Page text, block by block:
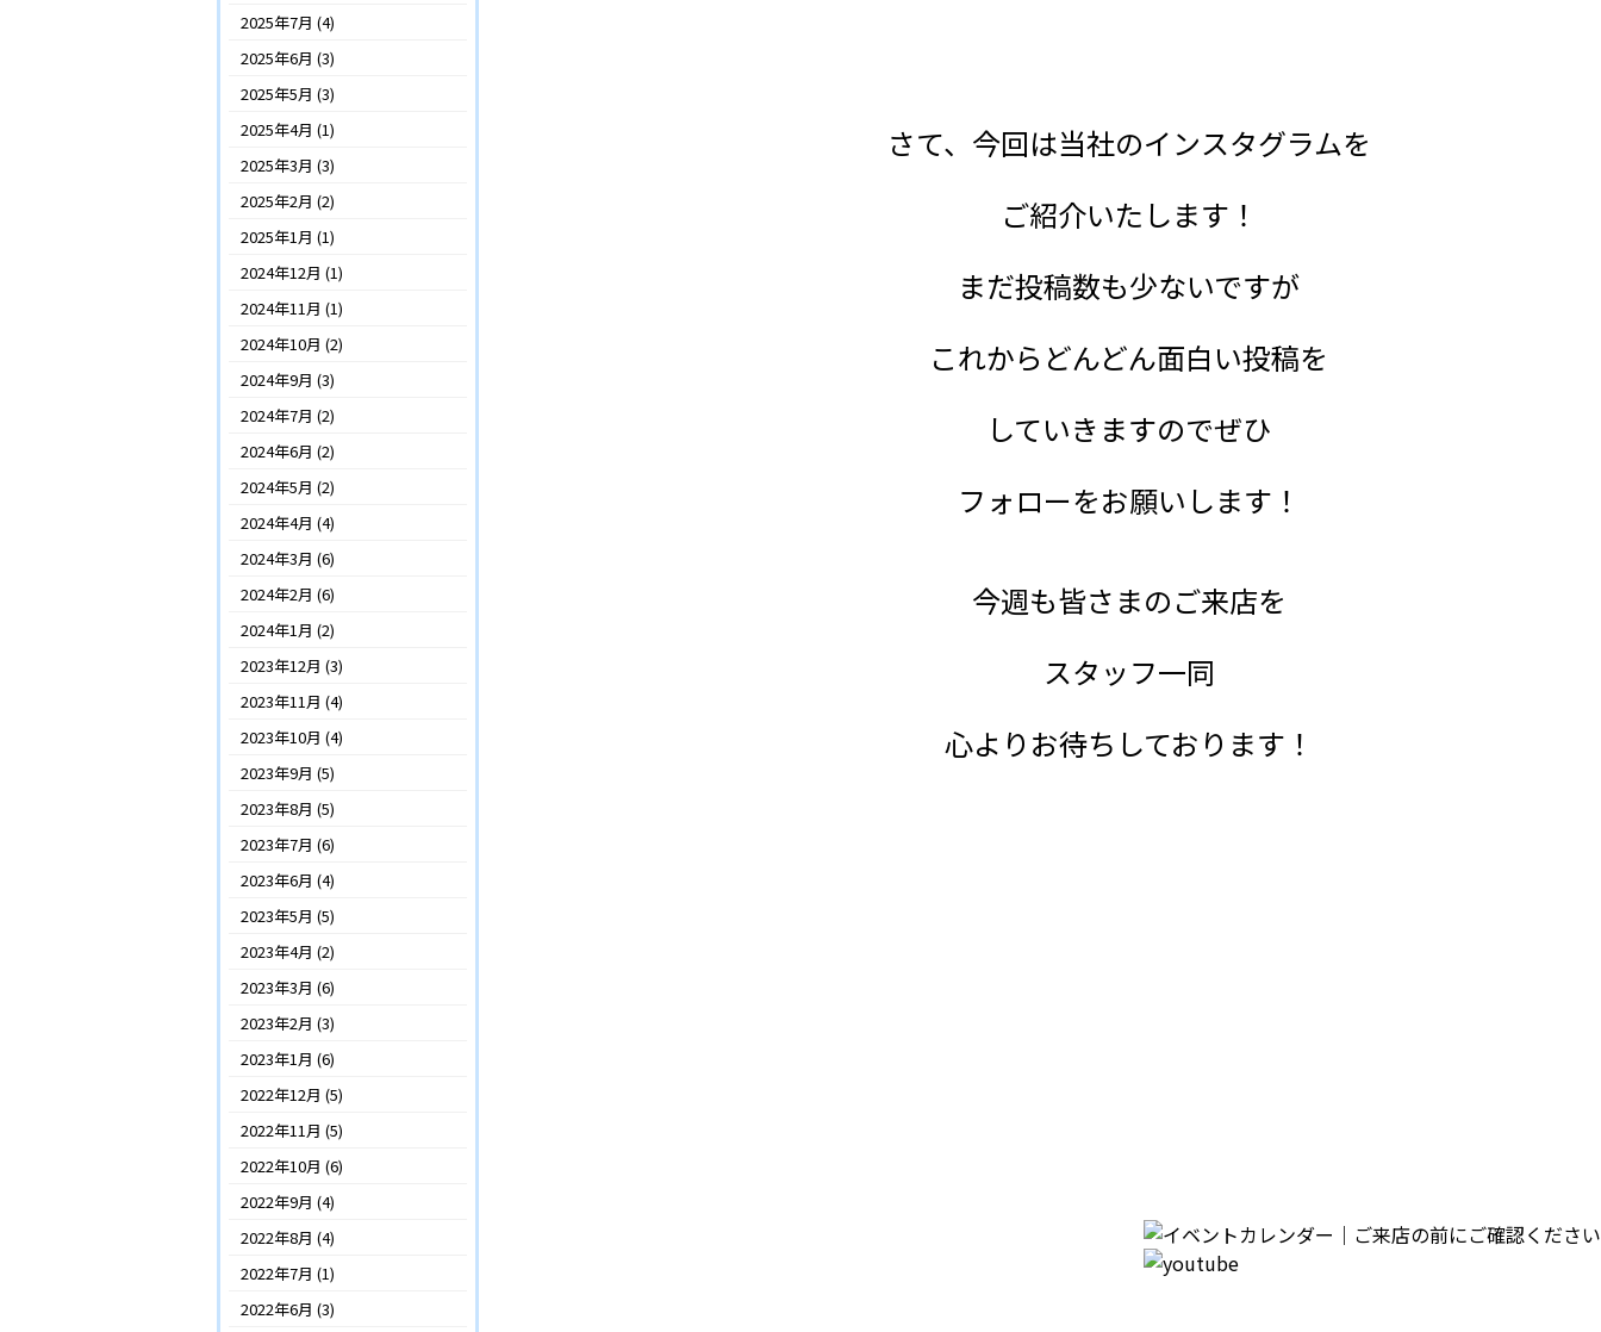
さて、今回は当社のインスタグラムを
ご紹介いたします！
まだ投稿数も少ないですが
これからどんどん面白い投稿を
していきますのでぜひ
フォローをお願いします！
今週も皆さまのご来店を
スタッフ一同
心よりお待ちしております！
2025年7月 (4)
2025年6月 (3)
2025年5月 (3)
2025年4月 (1)
2025年3月 (3)
2025年2月 (2)
2025年1月 (1)
2024年12月 (1)
2024年11月 (1)
2024年10月 (2)
2024年9月 (3)
2024年7月 (2)
2024年6月 (2)
2024年5月 (2)
2024年4月 (4)
2024年3月 (6)
2024年2月 (6)
2024年1月 (2)
2023年12月 (3)
2023年11月 (4)
2023年10月 (4)
2023年9月 (5)
2023年8月 (5)
2023年7月 (6)
2023年6月 (4)
2023年5月 (5)
2023年4月 (2)
2023年3月 (6)
2023年2月 (3)
2023年1月 (6)
2022年12月 (5)
2022年11月 (5)
2022年10月 (6)
2022年9月 (4)
2022年8月 (4)
2022年7月 (1)
2022年6月 (3)